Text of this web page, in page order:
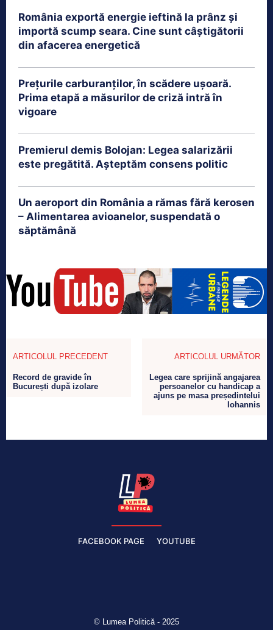
România exportă energie ieftină la prânz și
importă scump seara. Cine sunt câștigătorii
din afacerea energetică
Prețurile carburanților, în scădere ușoară.
Prima etapă a măsurilor de criză intră în
vigoare
Premierul demis Bolojan: Legea salarizării
este pregătită. Așteptăm consens politic
Un aeroport din România a rămas fără kerosen
– Alimentarea avioanelor, suspendată o
săptămână
ARTICOLUL PRECEDENT
Record de gravide în
București după izolare
ARTICOLUL URMĂTOR
Legea care sprijină angajarea
persoanelor cu handicap a
ajuns pe masa președintelui
Iohannis
FACEBOOK PAGE YOUTUBE
© Lumea Politică - 2025